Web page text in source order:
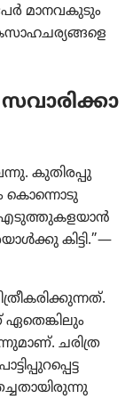
മാനവ​കു​ടും​
കുതി​ര​പ്പു​
കൊ​ന്നൊ​ടു​
എടുത്തു​ക​ള​യാൻ
കിട്ടി.”—
ചരി​ത്ര​